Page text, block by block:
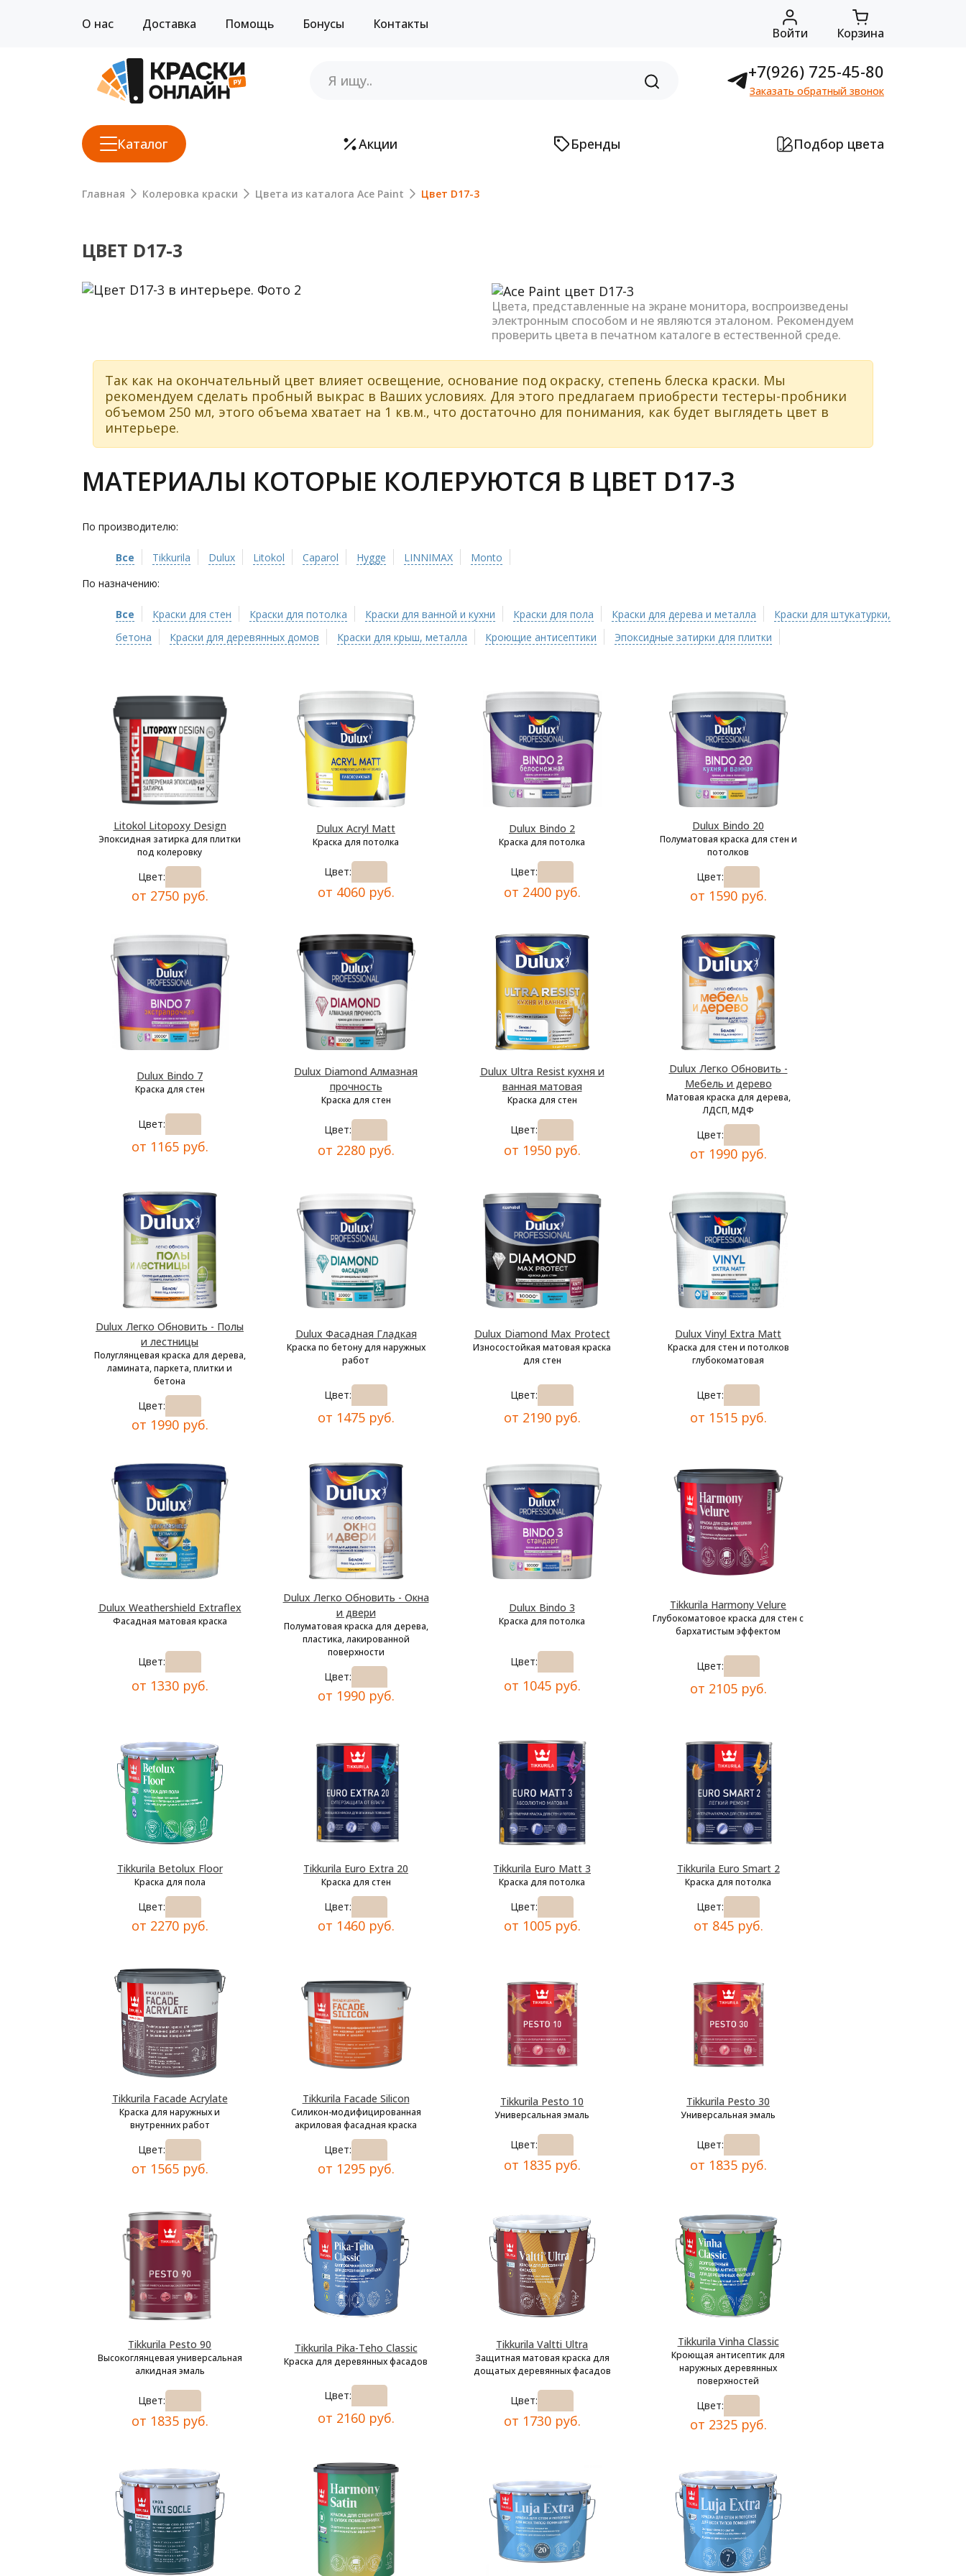
О нас Доставка Помощь Бонусы Контакты
Войти Корзина
+7(926) 725-45-80
Заказать обратный звонок
Каталог Акции Бренды Подбор цвета
Главная Колеровка краски Цвета из каталога Ace Paint Цвет D17-3
ЦВЕТ D17-3
Previous
Цвета, представленные на экране монитора, воспроизведены
электронным способом и не являются эталоном. Рекомендуем
проверить цвета в печатном каталоге в естественной среде.
Так как на окончательный цвет влияет освещение, основание под окраску, степень блеска краски. Мы
рекомендуем сделать пробный выкрас в Ваших условиях. Для этого предлагаем приобрести тестеры-пробники
объемом 250 мл, этого объема хватает на 1 кв.м., что достаточно для понимания, как будет выглядеть цвет в
интерьере.
МАТЕРИАЛЫ КОТОРЫЕ КОЛЕРУЮТСЯ В ЦВЕТ D17-3
По производителю:
Все Tikkurila Dulux Litokol Caparol Hygge LINNIMAX
Monto
По назначению:
Все Краски для стен Краски для потолка Краски для ванной и кухни Краски для пола Краски для дерева и металла
Краски для штукатурки,
бетона
Краски для деревянных домов Краски для крыш, металла Кроющие антисептики Эпоксидные затирки для плитки
Litokol Litopoxy Design
Эпоксидная затирка для плитки
под колеровку
Цвет:
от 2750 руб.
Dulux Acryl Matt
Краска для потолка
Цвет:
от 4060 руб.
Dulux Bindo 2
Краска для потолка
Цвет:
от 2400 руб.
Dulux Bindo 20
Полуматовая краска для стен и
потолков
Цвет:
от 1590 руб.
Dulux Bindo 7
Краска для стен
Цвет:
от 1165 руб.
Dulux Diamond Алмазная
прочность
Краска для стен
Цвет:
от 2280 руб.
Dulux Ultra Resist кухня и
ванная матовая
Краска для стен
Цвет:
от 1950 руб.
Dulux Легко Обновить -
Мебель и дерево
Матовая краска для дерева,
ЛДСП, МДФ
Цвет:
от 1990 руб.
Dulux Легко Обновить - Полы
и лестницы
Полуглянцевая краска для дерева,
ламината, паркета, плитки и
бетона
Цвет:
от 1990 руб.
Dulux Фасадная Гладкая
Краска по бетону для наружных
работ
Цвет:
от 1475 руб.
Dulux Diamond Max Protect
Износостойкая матовая краска
для стен
Цвет:
от 2190 руб.
Dulux Vinyl Extra Matt
Краска для стен и потолков
глубокоматовая
Цвет:
от 1515 руб.
Dulux Weathershield Extraflex
Фасадная матовая краска
Цвет:
от 1330 руб.
Dulux Легко Обновить - Окна
и двери
Полуматовая краска для дерева,
пластика, лакированной
поверхности
Цвет:
от 1990 руб.
Dulux Bindo 3
Краска для потолка
Цвет:
от 1045 руб.
Tikkurila Harmony Velure
Глубокоматовое краска для стен с
бархатистым эффектом
Цвет:
от 2105 руб.
Tikkurila Betolux Floor
Краска для пола
Цвет:
от 2270 руб.
Tikkurila Euro Extra 20
Краска для стен
Цвет:
от 1460 руб.
Tikkurila Euro Matt 3
Краска для потолка
Цвет:
от 1005 руб.
Tikkurila Euro Smart 2
Краска для потолка
Цвет:
от 845 руб.
Tikkurila Facade Acrylate
Краска для наружных и
внутренних работ
Цвет:
от 1565 руб.
Tikkurila Facade Silicon
Силикон-модифицированная
акриловая фасадная краска
Цвет:
от 1295 руб.
Tikkurila Pesto 10
Универсальная эмаль
Цвет:
от 1835 руб.
Tikkurila Pesto 30
Универсальная эмаль
Цвет:
от 1835 руб.
Tikkurila Pesto 90
Высокоглянцевая универсальная
алкидная эмаль
Цвет:
от 1835 руб.
Tikkurila Pika-Teho Classic
Краска для деревянных фасадов
Цвет:
от 2160 руб.
Tikkurila Valtti Ultra
Защитная матовая краска для
дощатых деревянных фасадов
Цвет:
от 1730 руб.
Tikkurila Vinha Classic
Кроющая антисептик для
наружных деревянных
поверхностей
Цвет:
от 2325 руб.